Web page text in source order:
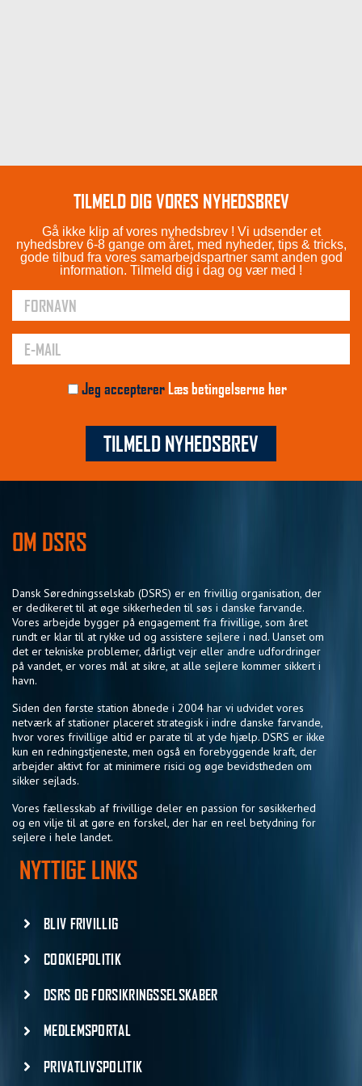
TILMELD DIG VORES NYHEDSBREV
Gå ikke klip af vores nyhedsbrev ! Vi udsender et
nyhedsbrev 6-8 gange om året, med nyheder, tips & tricks,
gode tilbud fra vores samarbejdspartner samt anden god
information. Tilmeld dig i dag og vær med !
Jeg acceptererLæs betingelserne her
TILMELD NYHEDSBREV
OM DSRS
Dansk Søredningsselskab (DSRS) er en frivillig organisation, der
er dedikeret til at øge sikkerheden til søs i danske farvande.
Vores arbejde bygger på engagement fra frivillige, som året
rundt er klar til at rykke ud og assistere sejlere i nød. Uanset om
det er tekniske problemer, dårligt vejr eller andre udfordringer
på vandet, er vores mål at sikre, at alle sejlere kommer sikkert i
havn.
Siden den første station åbnede i 2004 har vi udvidet vores
netværk af stationer placeret strategisk i indre danske farvande,
hvor vores frivillige altid er parate til at yde hjælp. DSRS er ikke
kun en redningstjeneste, men også en forebyggende kraft, der
arbejder aktivt for at minimere risici og øge bevidstheden om
sikker sejlads.
Vores fællesskab af frivillige deler en passion for søsikkerhed
og en vilje til at gøre en forskel, der har en reel betydning for
sejlere i hele landet.
NYTTIGE LINKS
BLIV FRIVILLIG
COOKIEPOLITIK
DSRS OG FORSIKRINGSSELSKABER
MEDLEMSPORTAL
PRIVATLIVSPOLITIK